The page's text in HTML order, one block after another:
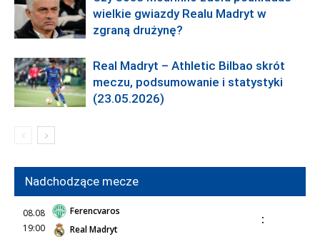
wielkie gwiazdy Realu Madryt w
zgraną drużynę?
Real Madryt – Athletic Bilbao skrót
meczu, podsumowanie i statystyki
(23.05.2026)
Nadchodzące mecze
08.08
19:00
Ferencvaros
Real Madryt
: